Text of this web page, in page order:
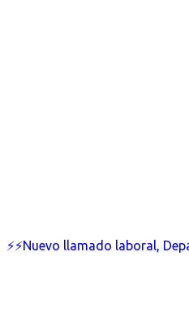
⚡⚡Nuevo llamado laboral,